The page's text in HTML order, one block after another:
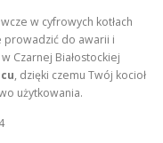
w cyfrowych kotłach
do awarii i
Czarnej Białostockiej
, dzięki czemu Twój kocioł
użytkowania.